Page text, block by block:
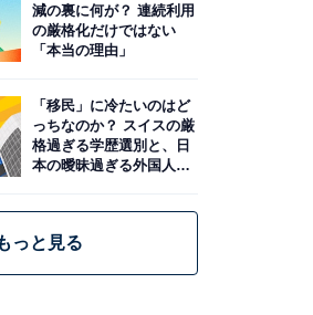
減の裏に何が？ 連続利用
の厳格化だけではない
「本当の理由」
「移民」に冷たいのはど
っちなのか？ スイスの厳
格過ぎる学歴選別と、日
本の曖昧過ぎる外国人政
っと見る